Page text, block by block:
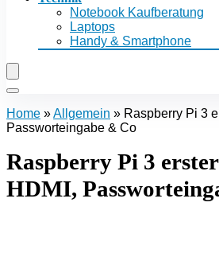
Notebook Kaufberatung
Laptops
Handy & Smartphone
Home »Allgemein » Raspberry Pi 3
Passworteingabe & Co
Raspberry Pi 3
HDMI,